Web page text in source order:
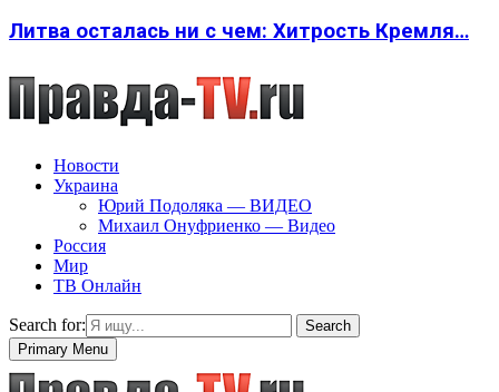
Литва осталась ни с чем: Хитрость Кремля…
Новости
Украина
Юрий Подоляка — ВИДЕО
Михаил Онуфриенко — Видео
Россия
Мир
ТВ Онлайн
Search for:
Search
Primary Menu